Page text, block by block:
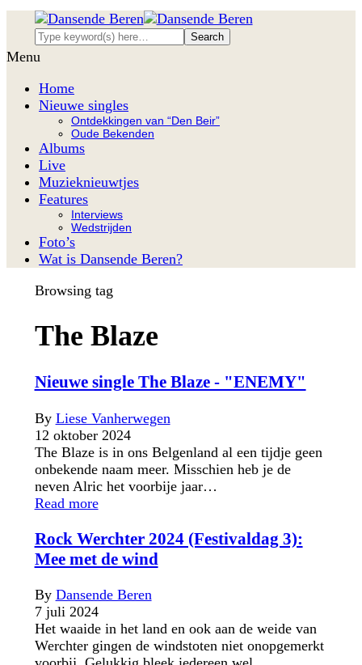
Menu
Home
Nieuwe singles
Ontdekkingen van “Den Beir”
Oude Bekenden
Albums
Live
Muzieknieuwtjes
Features
Interviews
Wedstrijden
Foto’s
Wat is Dansende Beren?
Browsing tag
The Blaze
Nieuwe single The Blaze - "ENEMY"
By Liese Vanherwegen
12 oktober 2024
The Blaze is in ons Belgenland al een tijdje geen
onbekende naam meer. Misschien heb je de
neven Alric het voorbije jaar…
Read more
Rock Werchter 2024 (Festivaldag 3):
Mee met de wind
By Dansende Beren
7 juli 2024
Het waaide in het land en ook aan de weide van
Werchter gingen de windstoten niet onopgemerkt